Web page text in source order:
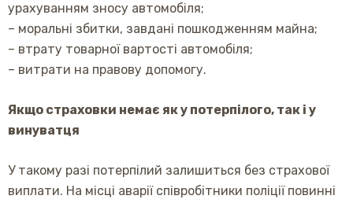
урахуванням зносу автомобіля;
– моральні збитки, завдані пошкодженням майна;
– втрату товарної вартості автомобіля;
– витрати на правову допомогу.
Якщо страховки немає як у потерпілого, так і у
винуватця
У такому разі потерпілий залишиться без страхової
виплати. На місці аварії співробітники поліції повинні